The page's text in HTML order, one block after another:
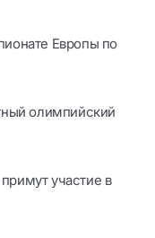
Европы по
олимпийский
участие в